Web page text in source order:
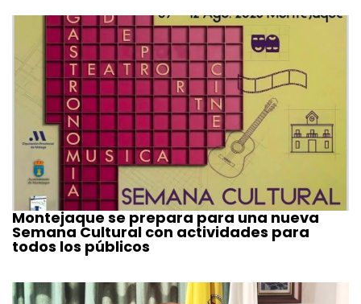
Montejaque se prepara para una nueva
Semana Cultural con actividades para
todos los públicos